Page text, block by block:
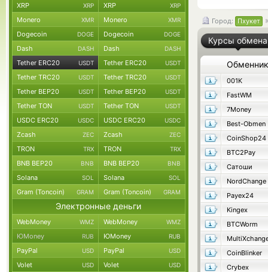
Город: Пхукет
Курсы обмена
Обменник
001K
FastWM
7Money
Best-Obmen
CoinShop24
BTC2Pay
Сатоши
NordChange
Payex24
Kingex
BTCWorm
CoinBlinker
Crybex
XRP XRP XRP XRP
Monero XMR Monero XMR
Dogecoin DOGE Dogecoin DOGE
Dash DASH Dash DASH
Tether ERC20 USDT Tether ERC20 USDT
Tether TRC20 USDT Tether TRC20 USDT
Tether BEP20 USDT Tether BEP20 USDT
Tether TON USDT Tether TON USDT
USDC ERC20 USDC USDC ERC20 USDC
Zcash ZEC Zcash ZEC
TRON TRX TRON TRX
BNB BEP20 BNB BNB BEP20 BNB
Solana SOL Solana SOL
Gram (Toncoin) GRAM Gram (Toncoin) GRAM
Электронные деньги
WebMoney WMZ WebMoney WMZ
ЮMoney RUB ЮMoney RUB
PayPal USD PayPal USD
Volet USD Volet USD